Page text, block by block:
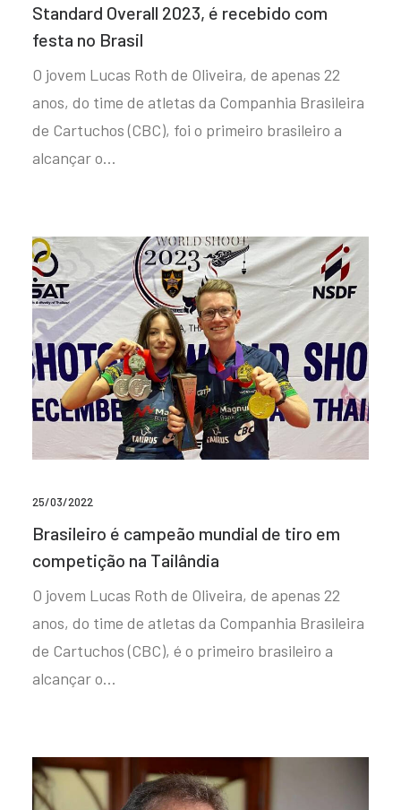
Standard Overall 2023, é recebido com
festa no Brasil
O jovem Lucas Roth de Oliveira, de apenas 22
anos, do time de atletas da Companhia Brasileira
de Cartuchos (CBC), foi o primeiro brasileiro a
alcançar o…
25/03/2022
Brasileiro é campeão mundial de tiro em
competição na Tailândia
O jovem Lucas Roth de Oliveira, de apenas 22
anos, do time de atletas da Companhia Brasileira
de Cartuchos (CBC), é o primeiro brasileiro a
alcançar o…